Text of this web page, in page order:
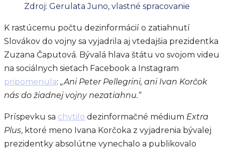
Zdroj: Gerulata Juno, vlastné spracovanie
K rastúcemu počtu dezinformácií o zatiahnutí
Slovákov do vojny sa vyjadrila aj vtedajšia prezidentka
Zuzana Čaputová. Bývalá hlava štátu vo svojom videu
na sociálnych sieťach Facebook a Instagram
pripomenula: „Ani Peter Pellegrini, ani Ivan Korčok
nás do žiadnej vojny nezatiahnu.“
Príspevku sa chytilo dezinformačné médium Extra
Plus, ktoré meno Ivana Korčoka z vyjadrenia bývalej
prezidentky absolútne vynechalo a publikovalo